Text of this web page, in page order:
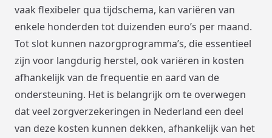
vaak flexibeler qua tijdschema, kan variëren van
enkele honderden tot duizenden euro’s per maand.
Tot slot kunnen nazorgprogramma’s, die essentieel
zijn voor langdurig herstel, ook variëren in kosten
afhankelijk van de frequentie en aard van de
ondersteuning. Het is belangrijk om te overwegen
dat veel zorgverzekeringen in Nederland een deel
van deze kosten kunnen dekken, afhankelijk van het